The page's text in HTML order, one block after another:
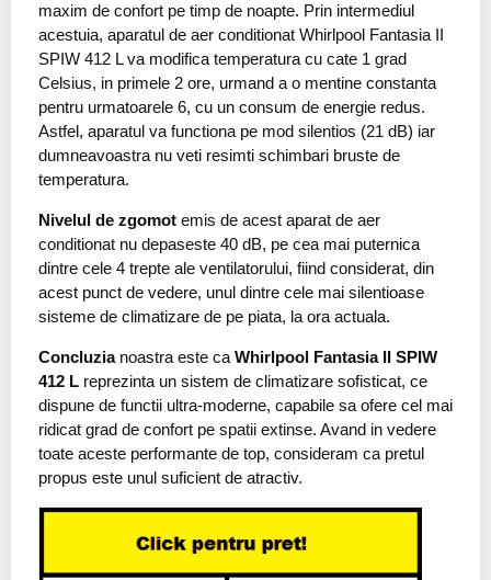
maxim de confort pe timp de noapte. Prin intermediul
acestuia, aparatul de aer conditionat Whirlpool Fantasia II
SPIW 412 L va modifica temperatura cu cate 1 grad
Celsius, in primele 2 ore, urmand a o mentine constanta
pentru urmatoarele 6, cu un consum de energie redus.
Astfel, aparatul va functiona pe mod silentios (21 dB) iar
dumneavoastra nu veti resimti schimbari bruste de
temperatura.
Nivelul de zgomot emis de acest aparat de aer
conditionat nu depaseste 40 dB, pe cea mai puternica
dintre cele 4 trepte ale ventilatorului, fiind considerat, din
acest punct de vedere, unul dintre cele mai silentioase
sisteme de climatizare de pe piata, la ora actuala.
Concluzianoastra este ca Whirlpool Fantasia II SPIW
412 L reprezinta un sistem de climatizare sofisticat, ce
dispune de functii ultra-moderne, capabile sa ofere cel mai
ridicat grad de confort pe spatii extinse. Avand in vedere
toate aceste performante de top, consideram ca pretul
propus este unul suficient de atractiv.